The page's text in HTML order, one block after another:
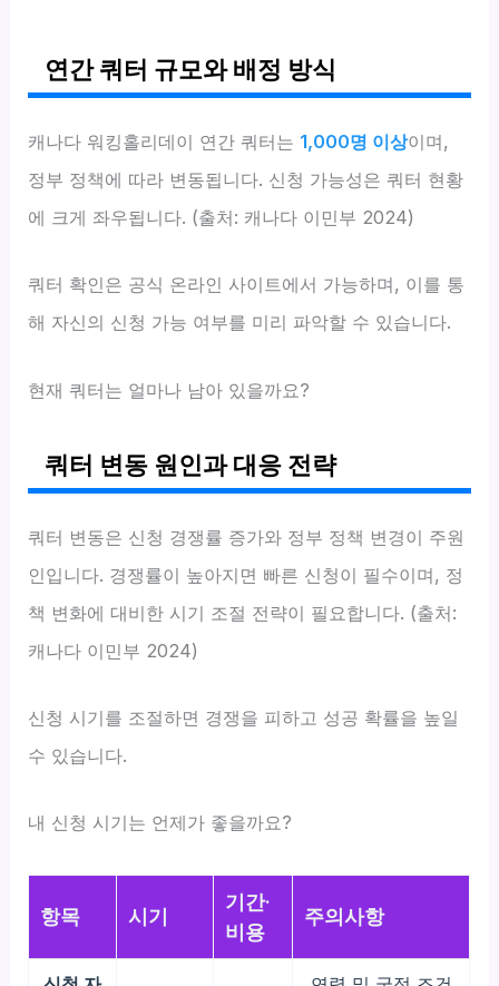
연간 쿼터 규모와 배정 방식
캐나다 워킹홀리데이 연간 쿼터는 1,000명 이상이며,
정부 정책에 따라 변동됩니다. 신청 가능성은 쿼터 현황
에 크게 좌우됩니다. (출처: 캐나다 이민부 2024)
쿼터 확인은 공식 온라인 사이트에서 가능하며, 이를 통
해 자신의 신청 가능 여부를 미리 파악할 수 있습니다.
현재 쿼터는 얼마나 남아 있을까요?
쿼터 변동 원인과 대응 전략
쿼터 변동은 신청 경쟁률 증가와 정부 정책 변경이 주원
인입니다. 경쟁률이 높아지면 빠른 신청이 필수이며, 정
책 변화에 대비한 시기 조절 전략이 필요합니다. (출처:
캐나다 이민부 2024)
신청 시기를 조절하면 경쟁을 피하고 성공 확률을 높일
수 있습니다.
내 신청 시기는 언제가 좋을까요?
항목 시기
기간·
비용
주의사항